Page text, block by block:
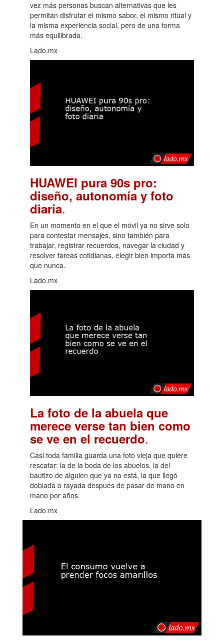
vez más personas buscan alternativas que les
permitan disfrutar el mismo sabor, el mismo ritual y
la misma experiencia social, pero de una forma
más equilibrada.
Lado.mx
HUAWEI pura 90s pro:
diseño, autonomía y foto
diaria.
En un momento en el que el móvil ya no sirve solo
para contestar mensajes, sino también para
trabajar, registrar recuerdos, navegar la ciudad y
resolver tareas cotidianas, elegir bien importa más
que nunca.
Lado.mx
La foto de la abuela que
merece verse tan bien como
se ve en el recuerdo.
Casi toda familia guarda una foto vieja que quiere
rescatar: la de la boda de los abuelos, la del
bautizo de alguien que ya no está, la que llegó
doblada o rayada después de pasar de mano en
mano por años.
Lado.mx